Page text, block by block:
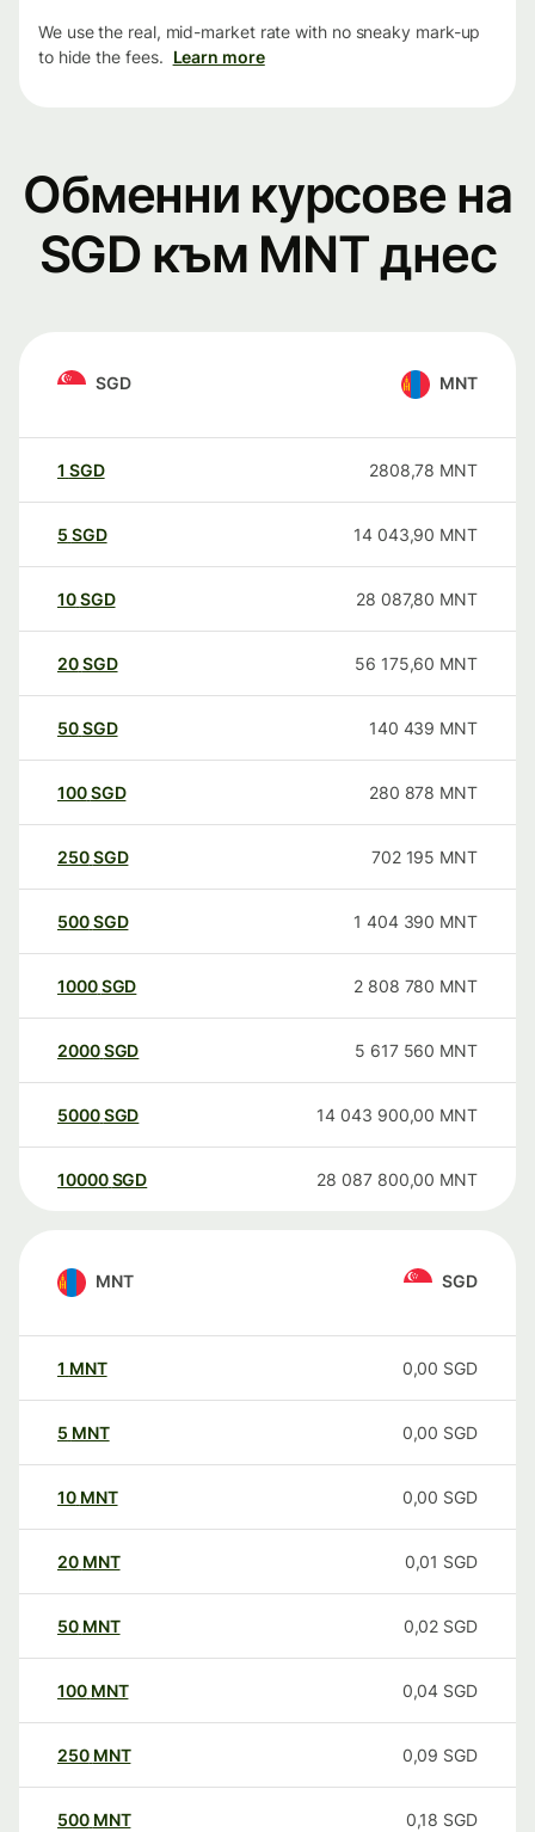
We use the real, mid-market rate with no sneaky mark-up
to hide the fees. Learn more
Обменни курсове на
SGD към MNT днес
SGD MNT
1 SGD 2808,78 MNT
5 SGD 14 043,90 MNT
10SGD 28 087,80 MNT
20SGD 56 175,60 MNT
50SGD 140 439 MNT
100SGD 280 878 MNT
250SGD 702 195 MNT
500SGD 1 404 390 MNT
1000SGD 2 808 780 MNT
2000SGD 5 617 560 MNT
5000SGD 14 043 900,00 MNT
10000 SGD 28 087 800,00 MNT
MNT SGD
1 MNT 0,00 SGD
5 MNT 0,00 SGD
10 MNT 0,00 SGD
20 MNT 0,01 SGD
50 MNT 0,02 SGD
100 MNT 0,04 SGD
250 MNT 0,09 SGD
500 MNT 0,18 SGD